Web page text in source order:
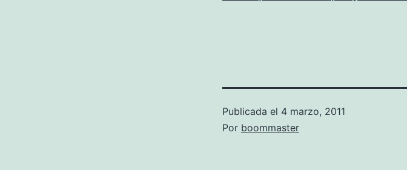
Publicada el 4 marzo, 2011
Por boommaster